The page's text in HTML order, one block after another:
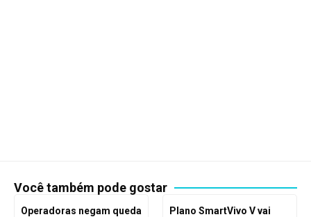
Você também pode gostar
Operadoras negam queda
Plano SmartVivo V vai